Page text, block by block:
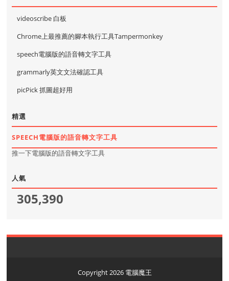
videoscribe 白板
Chrome上最推薦的腳本執行工具Tampermonkey
speech電腦版的語音轉文字工具
grammarly英文文法確認工具
picPick 抓圖超好用
精選
SPEECH電腦版的語音轉文字工具
推一下電腦版的語音轉文字工具
人氣
305,390
Copyright2026 電腦魔王